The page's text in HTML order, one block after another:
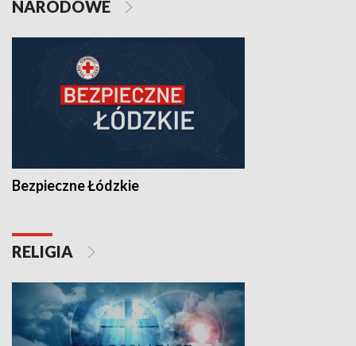
NARODOWE
Bezpieczne Łódzkie
RELIGIA